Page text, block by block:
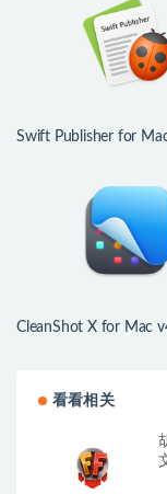
Swift Publisher for
CleanShot X for Mac
看看相关